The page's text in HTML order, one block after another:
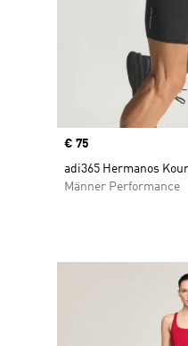
Price
€ 75
adi365 Hermanos
Männer Performance